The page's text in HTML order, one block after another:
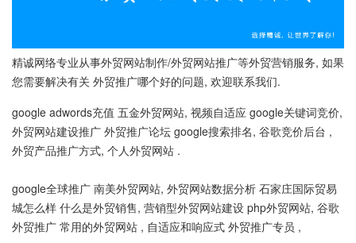
精诚网络专业从事外贸网站制作/外贸网站推广等外贸营销服务, 如果
您需要解决有关 外贸推广哪个好的问题, 欢迎联系我们.
google adwords充值 五金外贸网站, 视频自适应 google关键词竞价,
外贸网站建设推广 外贸推广论坛 google搜索排名, 谷歌竞价后台 ,
外贸产品推广方式, 个人外贸网站 .
google全球推广 南美外贸网站, 外贸网站数据分析 石家庄国际贸易
城怎么样 什么是外贸销售, 营销型外贸网站建设 php外贸网站, 谷歌
外贸推广 常用的外贸网站 , 自适应和响应式 外贸推广专员 ,